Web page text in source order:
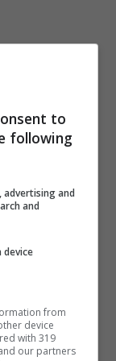
&
artiste
sul
3 miliardi
per l’artista
to
following
advertising and
and
device
from
device
with 319
our partners